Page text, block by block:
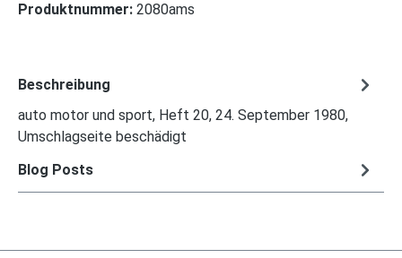
Produktnummer: 2080ams
Beschreibung
auto motor und sport, Heft 20, 24. September 1980,
Umschlagseite beschädigt
Blog Posts